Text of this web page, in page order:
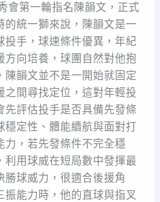
會第一輪指名陳韻文，正式
的統一獅來說，陳韻文是一
投手，球速條件優異，年紀
方向培養，球團自然對他抱
陳韻文並不是一開始就固定
之間尋找定位，這對年輕投
先評估投手是否具備先發條
穩定性、體能續航與面對打
力，若先發條件不完全穩
利用球威在短局數中發揮最
勝球威力，很適合後援角
振能力時，他的直球與指叉